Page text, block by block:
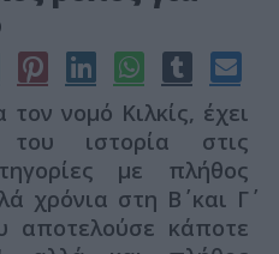
νομό Κιλκίς, έχει
ιστορία στις
με πλήθος
χρόνια στη Β΄ και Γ΄
αποτελούσε κάποτε